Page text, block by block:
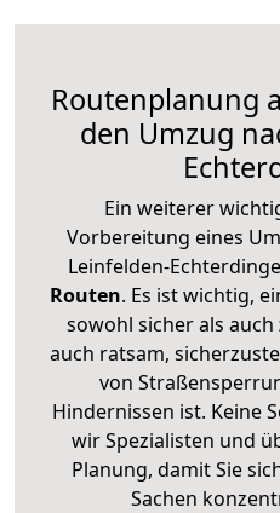
Routenplanung
den Umzug
Ein weiterer
Vorbereitung eines
Leinfelden-
Routen. Es ist wichtig,
sowohl sicher als auch
auch ratsam,
von
Hindernissen ist. Keine
wir Spezialisten und
Planung, damit Sie
Sachen